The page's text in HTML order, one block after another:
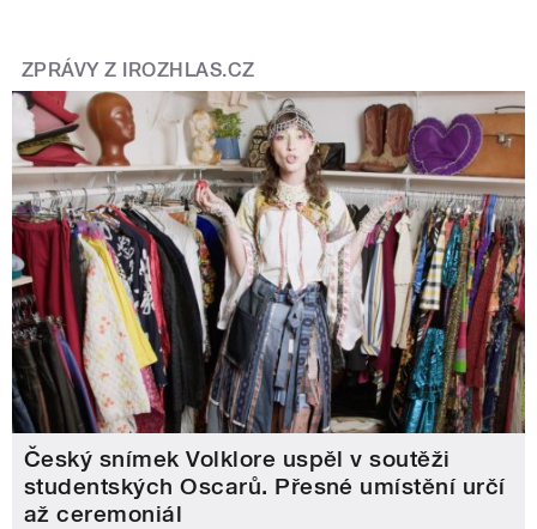
ZPRÁVY Z IROZHLAS.CZ
Český snímek Volklore uspěl v soutěži
studentských Oscarů. Přesné umístění určí
až ceremoniál